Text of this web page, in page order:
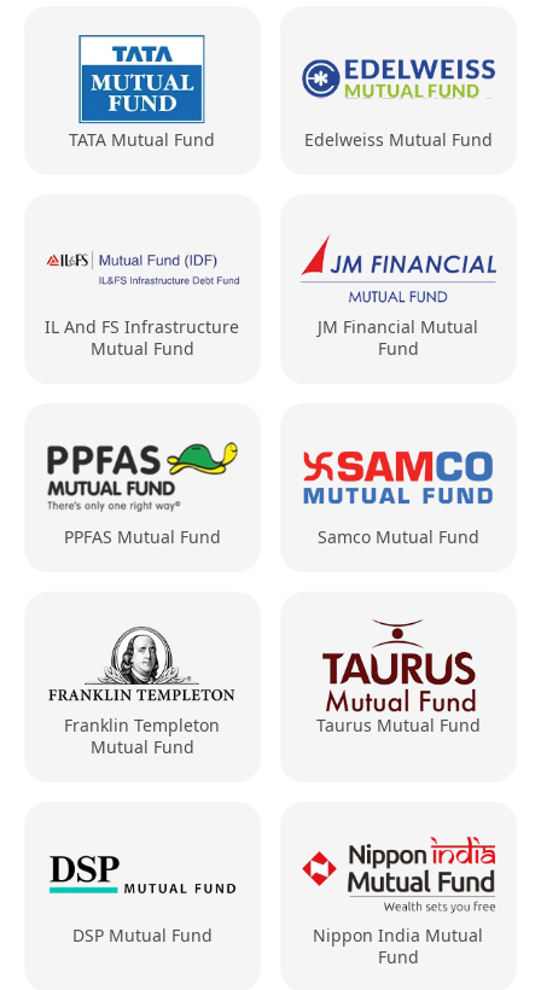
TATA Mutual Fund Edelweiss Mutual Fund
IL And FS Infrastructure
Mutual Fund
JM Financial Mutual
Fund
PPFAS Mutual Fund Samco Mutual Fund
Franklin Templeton
Mutual Fund
Taurus Mutual Fund
DSP Mutual Fund
Nippon India Mutual
Fund